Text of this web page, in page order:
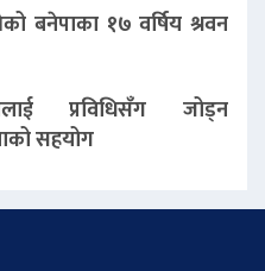
बनेपाका १७ वर्षिय श्रवन
प्रविधिसँग जोड्न
सहयोग